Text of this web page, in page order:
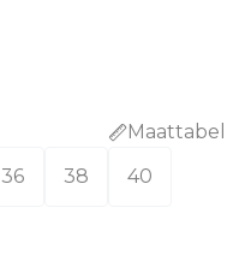
Maattabel
36 38 40